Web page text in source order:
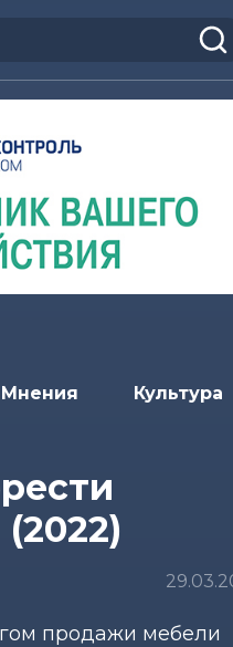
Мнения Культура
продажи мебели